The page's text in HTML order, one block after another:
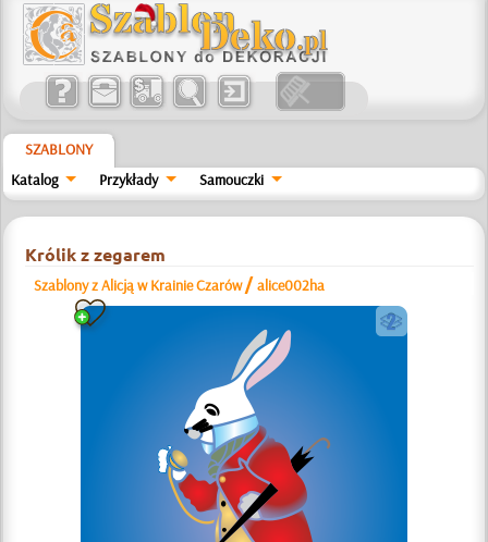
SZABLONY
Katalog
Przykłady Samouczki
Królik z zegarem
Szablony z Alicją w Krainie Czarów /alice002ha
b